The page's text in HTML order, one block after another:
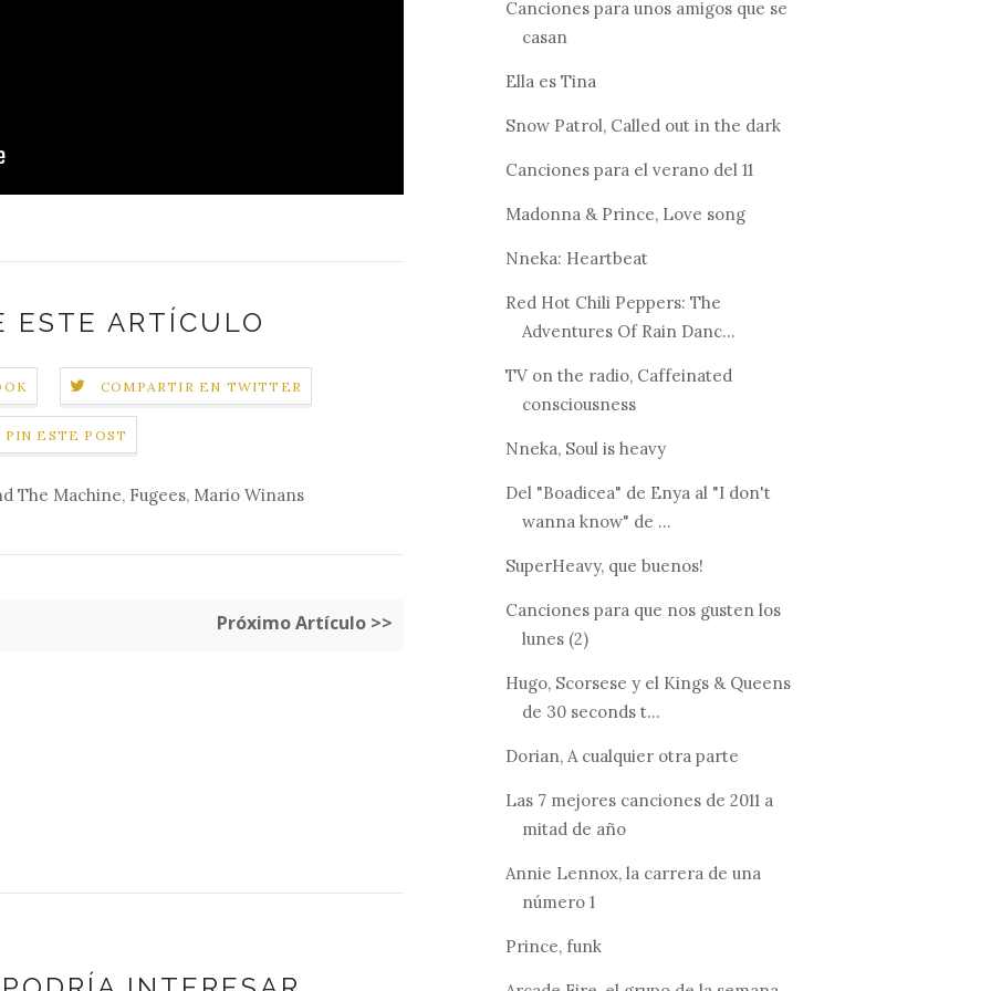
ESTE ARTÍCULO
COMPARTIR EN TWITTER
PIN ESTE POST
The Machine, Fugees, Mario Winans
Próximo Artículo >>
Canciones para unos amigos que se
casan
Ella es Tina
Snow Patrol, Called out in the dark
Canciones para el verano del 11
Madonna & Prince, Love song
Nneka: Heartbeat
Red Hot Chili Peppers: The
Adventures Of Rain Danc...
TV on the radio, Caffeinated
consciousness
Nneka, Soul is heavy
Del "Boadicea" de Enya al "I don't
wanna know" de ...
SuperHeavy, que buenos!
Canciones para que nos gusten los
lunes (2)
Hugo, Scorsese y el Kings & Queens
de 30 seconds t...
Dorian, A cualquier otra parte
Las 7 mejores canciones de 2011 a
mitad de año
Annie Lennox, la carrera de una
número 1
Prince, funk